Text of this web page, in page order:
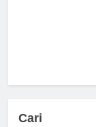
Cari